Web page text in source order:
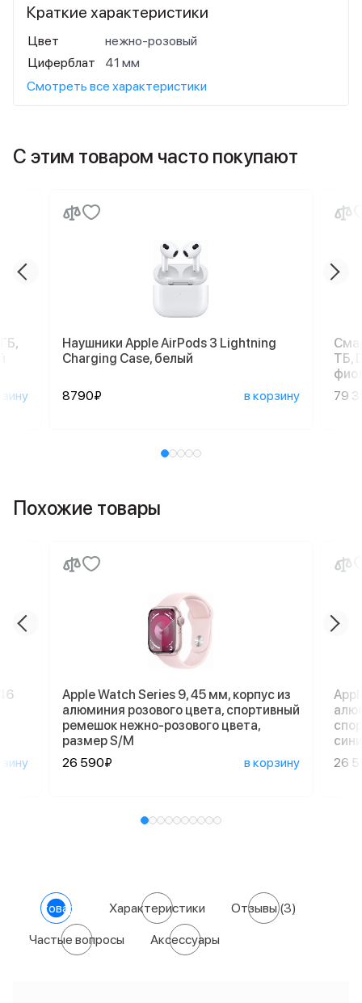
Краткие характеристики
Цвет
нежно-розовый
Циферблат
41 мм
Смотреть все характеристики
С этим товаром часто покупают
Наушники Apple AirPods 3 Lightning
Charging Case, белый
8790₽ в корзину
ТБ,
79
Похожие товары
Apple Watch Series 9, 45 мм, корпус из
алюминия розового цвета, спортивный
ремешок нежно-розового цвета,
размер S/M
26 590₽
в корзину
26
О товаре Характеристики Отзывы(3)
Частые вопросы Аксессуары